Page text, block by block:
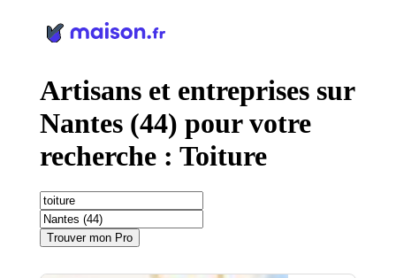
Artisans et entreprises sur
Nantes (44) pour votre
recherche : Toiture
Trouver mon Pro